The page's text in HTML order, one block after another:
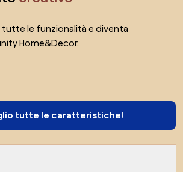
le funzionalità e diventa
Home&Decor.
tutte le caratteristiche!